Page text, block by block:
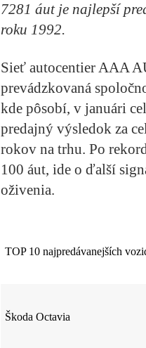
7281 áut je najlepší
roku 1992.
Sieť autocentier AAA
prevádzkovaná
kde pôsobí, v januári
predajný výsledok za
rokov na trhu. Po
100 áut, ide o ďalší
oživenia.
TOP 10 najpredávanejších
Škoda Octavia